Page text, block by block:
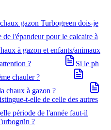
gazon Turbogreen dois-je
de l'épandeur pour le calcaire à
à gazon et enfants/animaux
?
Si le ph
chauler ?
chaux à gazon ?
t-elle de celle des autres
période de l'année faut-il
?